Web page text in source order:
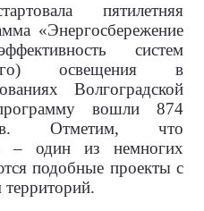
пятилетняя
«Энергосбережение
систем
освещения в
Волгоградской
вошли 874
Отметим, что
– один из немногих
подобные проекты с